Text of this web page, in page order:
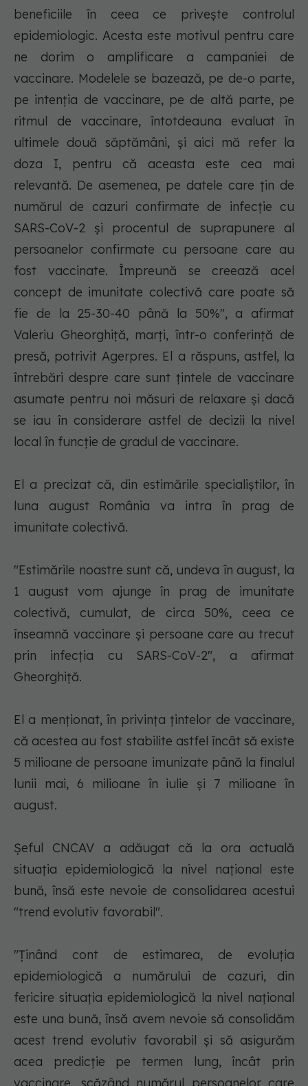
beneficiile în ceea ce priveşte controlul
epidemiologic. Acesta este motivul pentru care
ne dorim o amplificare a campaniei de
vaccinare. Modelele se bazează, pe de-o parte,
pe intenţia de vaccinare, pe de altă parte, pe
ritmul de vaccinare, întotdeauna evaluat în
ultimele două săptămâni, şi aici mă refer la
doza I, pentru că aceasta este cea mai
relevantă. De asemenea, pe datele care ţin de
numărul de cazuri confirmate de infecţie cu
SARS-CoV-2 şi procentul de suprapunere al
persoanelor confirmate cu persoane care au
fost vaccinate. Împreună se creează acel
concept de imunitate colectivă care poate să
fie de la 25-30-40 până la 50%", a afirmat
Valeriu Gheorghiţă, marţi, într-o conferinţă de
presă, potrivit Agerpres. El a răspuns, astfel, la
întrebări despre care sunt ţintele de vaccinare
asumate pentru noi măsuri de relaxare şi dacă
se iau în considerare astfel de decizii la nivel
local în funcţie de gradul de vaccinare.
El a precizat că, din estimările specialiştilor, în
luna august România va intra în prag de
imunitate colectivă.
"Estimările noastre sunt că, undeva în august, la
1 august vom ajunge în prag de imunitate
colectivă, cumulat, de circa 50%, ceea ce
înseamnă vaccinare şi persoane care au trecut
prin infecţia cu SARS-CoV-2", a afirmat
Gheorghiţă.
El a menţionat, în privinţa ţintelor de vaccinare,
că acestea au fost stabilite astfel încât să existe
5 milioane de persoane imunizate până la finalul
lunii mai, 6 milioane în iulie şi 7 milioane în
august.
Şeful CNCAV a adăugat că la ora actuală
situaţia epidemiologică la nivel naţional este
bună, însă este nevoie de consolidarea acestui
"trend evolutiv favorabil".
"Ţinând cont de estimarea, de evoluţia
epidemiologică a numărului de cazuri, din
fericire situaţia epidemiologică la nivel naţional
este una bună, însă avem nevoie să consolidăm
acest trend evolutiv favorabil şi să asigurăm
acea predicţie pe termen lung, încât prin